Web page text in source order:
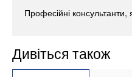
Професійні
Дивіться також